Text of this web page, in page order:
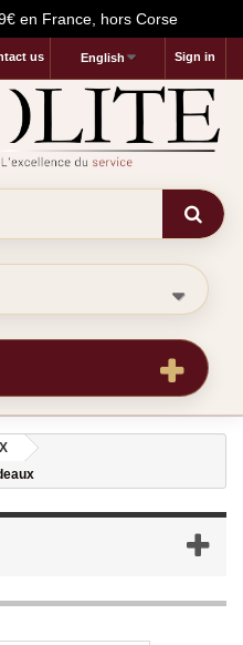
en France, hors Corse
Sign in
English
us